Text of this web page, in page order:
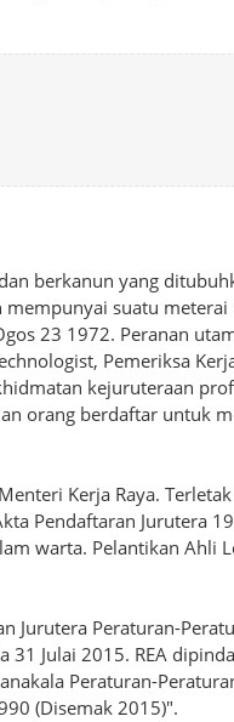
berkanun yang
suatu meterai
23 1972. Peranan
Pemeriksa
kejuruteraan
orang berdaftar untuk
Kerja Raya.
Pendaftaran Jurutera
warta. Pelantikan Ahli
Jurutera Peraturan-
Julai 2015. REA
Peraturan-
(Disemak 2015)".